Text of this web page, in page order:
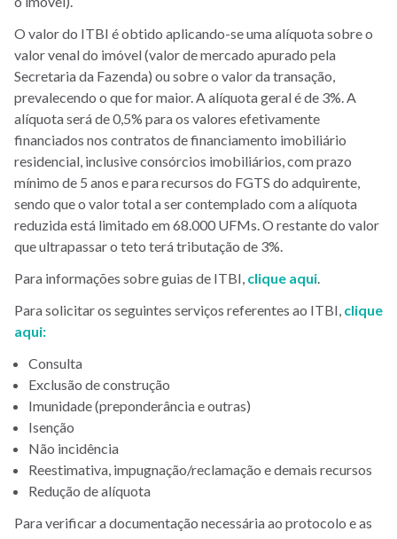
O valor do ITBI é obtido aplicando-se uma alíquota sobre o
valor venal do imóvel (valor de mercado apurado pela
Secretaria da Fazenda) ou sobre o valor da transação,
prevalecendo o que for maior. A alíquota geral é de 3%. A
alíquota será de 0,5% para os valores efetivamente
financiados nos contratos de financiamento imobiliário
residencial, inclusive consórcios imobiliários, com prazo
mínimo de 5 anos e para recursos do FGTS do adquirente,
sendo que o valor total a ser contemplado com a alíquota
reduzida está limitado em 68.000 UFMs. O restante do valor
que ultrapassar o teto terá tributação de 3%.
Para informações sobre guias de ITBI, clique aqui.
Para solicitar os seguintes serviços referentes ao ITBI, clique
aqui:
Consulta
Exclusão de construção
Imunidade (preponderância e outras)
Isenção
Não incidência
Reestimativa, impugnação/reclamação e demais recursos
Redução de alíquota
Para verificar a documentação necessária ao protocolo e as